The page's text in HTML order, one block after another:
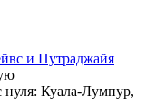
и Путраджайя